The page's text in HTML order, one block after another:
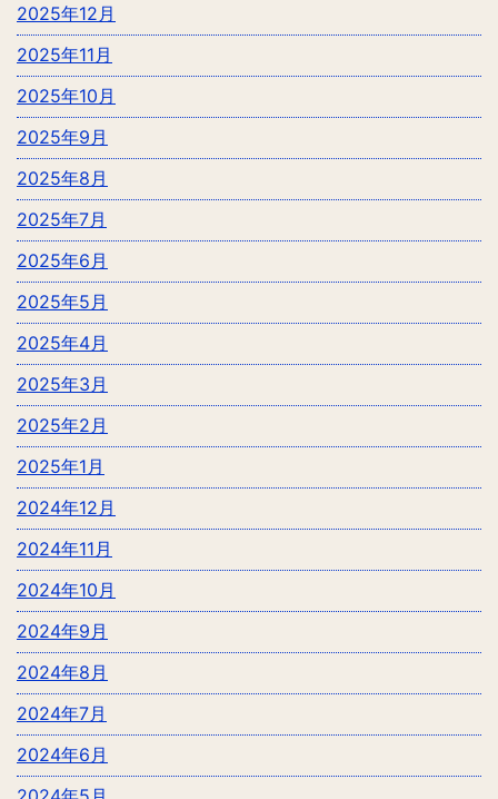
2025年12月
2025年11月
2025年10月
2025年9月
2025年8月
2025年7月
2025年6月
2025年5月
2025年4月
2025年3月
2025年2月
2025年1月
2024年12月
2024年11月
2024年10月
2024年9月
2024年8月
2024年7月
2024年6月